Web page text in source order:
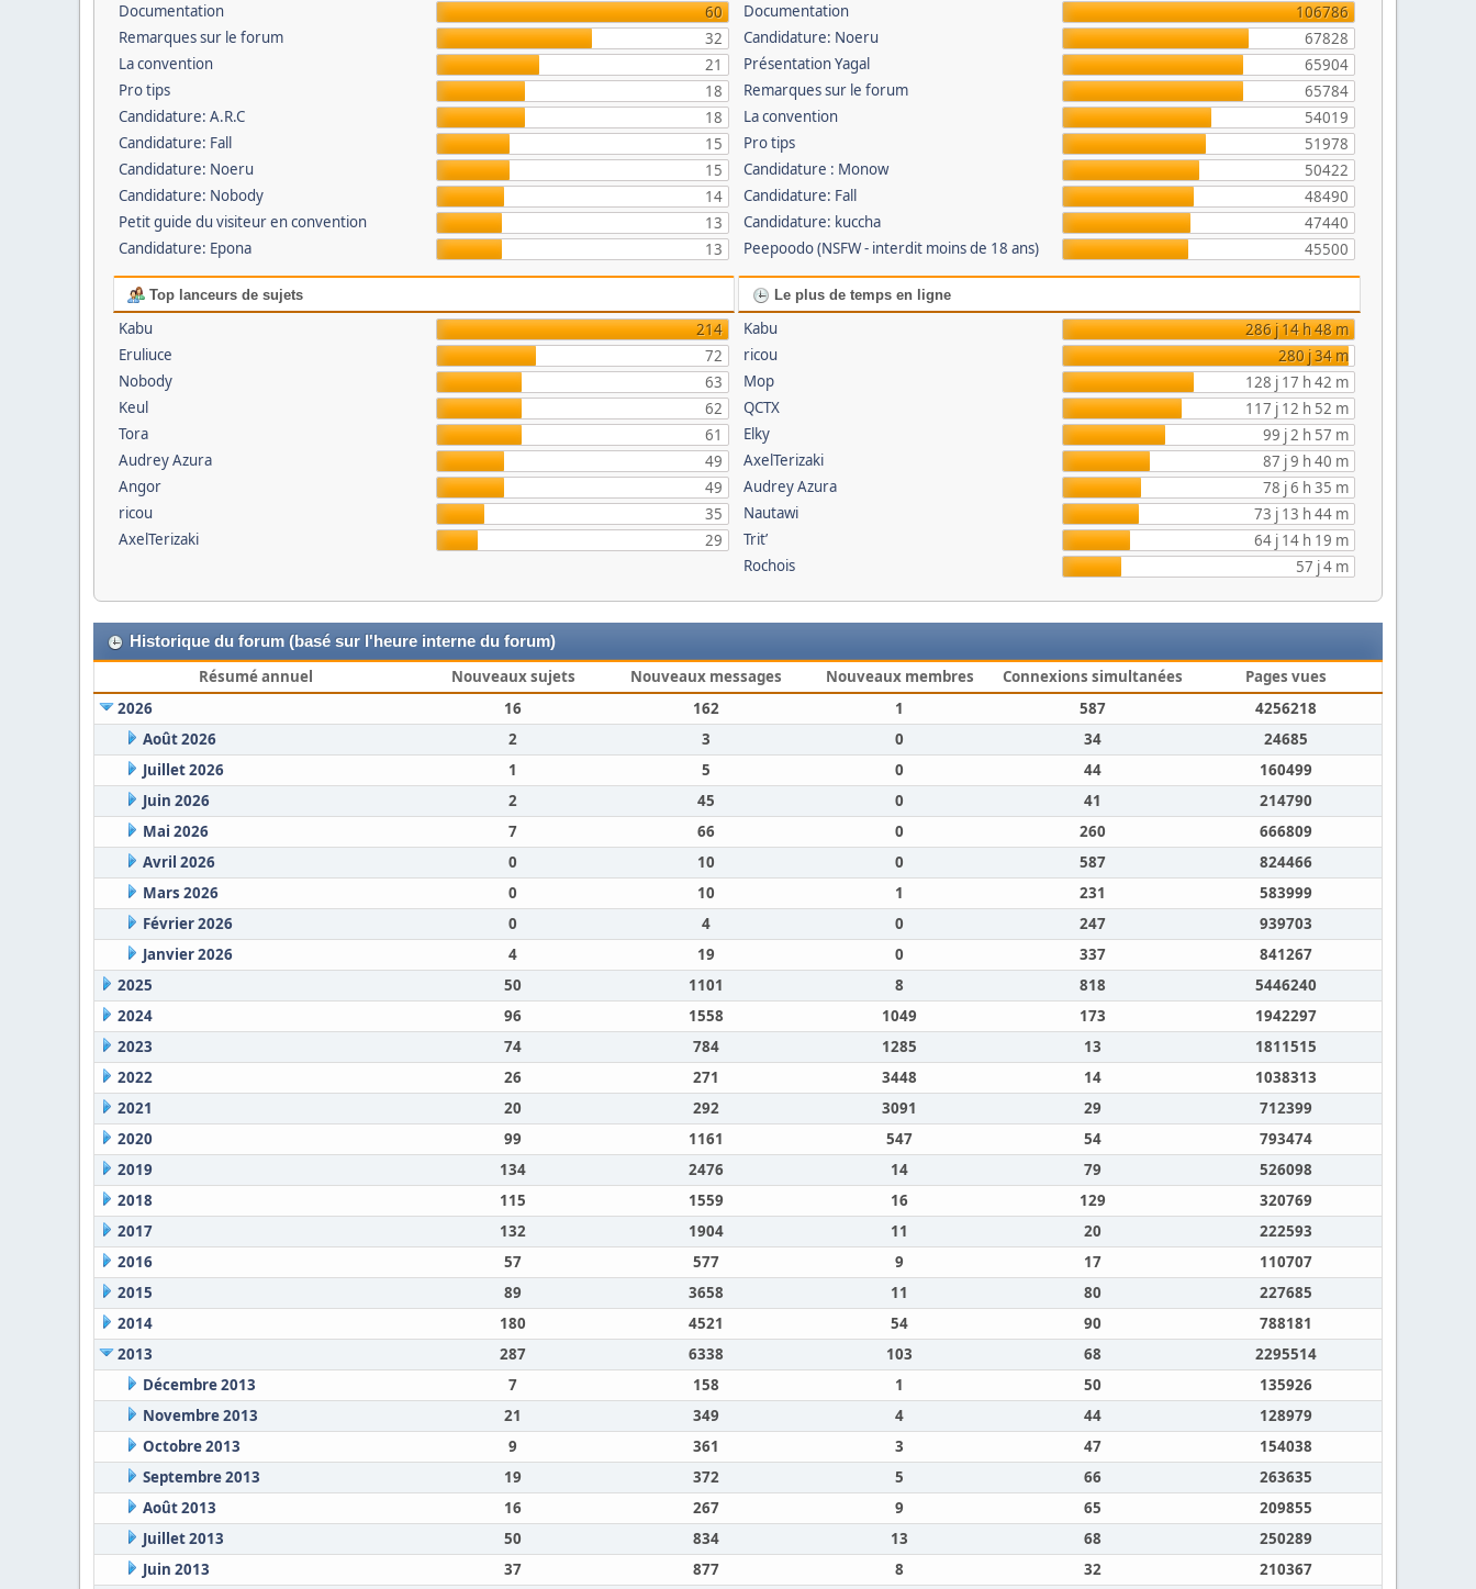
Documentation
60
Remarques sur le forum
32
La convention
21
Pro tips
18
Candidature: A.R.C
18
Candidature: Fall
15
Candidature: Noeru
15
Candidature: Nobody
14
Petit guide du visiteur en convention
13
Candidature: Epona
13
Documentation
106786
Candidature: Noeru
67828
Présentation Yagal
65904
Remarques sur le forum
65784
La convention
54019
Pro tips
51978
Candidature : Monow
50422
Candidature: Fall
48490
Candidature: kuccha
47440
Peepoodo (NSFW - interdit moins de 18 ans)
45500
Top lanceurs de sujets
Kabu
214
Eruliuce
72
Nobody
63
Keul
62
Tora
61
Audrey Azura
49
Angor
49
ricou
35
AxelTerizaki
29
Le plus de temps en ligne
Kabu
286 j 14 h 48 m
ricou
280 j 34 m
Mop
128 j 17 h 42 m
QCTX
117 j 12 h 52 m
Elky
99 j 2 h 57 m
AxelTerizaki
87 j 9 h 40 m
Audrey Azura
78 j 6 h 35 m
Nautawi
73 j 13 h 44 m
Trit’
64 j 14 h 19 m
Rochois
57 j 4 m
Historique du forum (basé sur l'heure interne du forum)
Résumé annuel Nouveaux sujets Nouveaux messages Nouveaux membres Connexions simultanées
Pages vues
2026
16 162 1 587
4256218
Août 2026
2 3 0 34
24685
Juillet 2026
1 5 0 44
160499
Juin 2026
2 45 0 41
214790
Mai 2026
7 66 0 260
666809
Avril 2026
0 10 0 587
824466
Mars 2026
0 10 1 231
583999
Février 2026
0 4 0 247
939703
Janvier 2026
4 19 0 337
841267
2025
50 1101 8 818
5446240
2024
96 1558 1049 173
1942297
2023
74 784 1285 13
1811515
2022
26 271 3448 14
1038313
2021
20 292 3091 29
712399
2020
99 1161 547 54
793474
2019
134 2476 14 79
526098
2018
115 1559 16 129
320769
2017
132 1904 11 20
222593
2016
57 577 9 17
110707
2015
89 3658 11 80
227685
2014
180 4521 54 90
788181
2013
287 6338 103 68
2295514
Décembre 2013
7 158 1 50
135926
Novembre 2013
21 349 4 44
128979
Octobre 2013
9 361 3 47
154038
Septembre 2013
19 372 5 66
263635
Août 2013
16 267 9 65
209855
Juillet 2013
50 834 13 68
250289
Juin 2013
37 877 8 32
210367